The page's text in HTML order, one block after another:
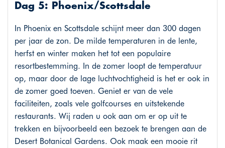
Dag 5: Phoenix/Scottsdale
In Phoenix en Scottsdale schijnt meer dan 300 dagen
per jaar de zon. De milde temperaturen in de lente,
herfst en winter maken het tot een populaire
resortbestemming. In de zomer loopt de temperatuur
op, maar door de lage luchtvochtigheid is het er ook in
de zomer goed toeven. Geniet er van de vele
faciliteiten, zoals vele golfcourses en uitstekende
restaurants. Wij raden u ook aan om er op uit te
trekken en bijvoorbeeld een bezoek te brengen aan de
Desert Botanical Gardens. Ook maak een mooie rit